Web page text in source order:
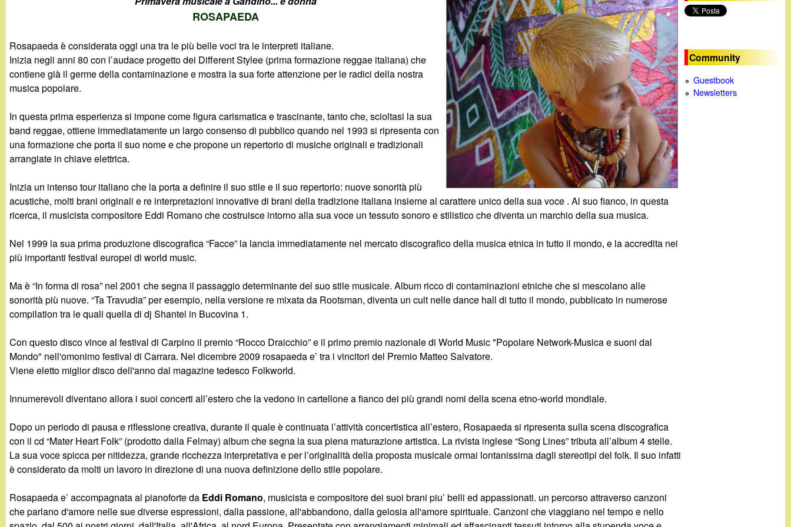
a
n
d
i
n
o
.
i
t
c
a
ROSAPAEDA
Rosapaeda è considerata oggi una tra le più belle voci tra le interpreti italiane.
Inizia negli anni 80 con l’audace progetto dei Different Stylee (prima formazione reggae italiana) che
contiene già il germe della contaminazione e mostra la sua forte attenzione per le radici della nostra
musica popolare.
In questa prima esperienza si impone come figura carismatica e trascinante, tanto che, scioltasi la sua
band reggae, ottiene immediatamente un largo consenso di pubblico quando nel 1993 si ripresenta con
una formazione che porta il suo nome e che propone un repertorio di musiche originali e tradizionali
arrangiate in chiave elettrica.
Inizia un intenso tour italiano che la porta a definire il suo stile e il suo repertorio: nuove sonorità più
acustiche, molti brani originali e re interpretazioni innovative di brani della tradizione italiana insieme al carattere unico della sua voce . Al suo fianco, in questa
ricerca, il musicista compositore Eddi Romano che costruisce intorno alla sua voce un tessuto sonoro e stilistico che diventa un marchio della sua musica.
Nel 1999 la sua prima produzione discografica “Facce” la lancia immediatamente nel mercato discografico della musica etnica in tutto il mondo, e la accredita nei
più importanti festival europei di world music.
Ma è “In forma di rosa” nel 2001 che segna il passaggio determinante del suo stile musicale. Album ricco di contaminazioni etniche che si mescolano alle
sonorità più nuove. “Ta Travudia” per esempio, nella versione re mixata da Rootsman, diventa un cult nelle dance hall di tutto il mondo, pubblicato in numerose
compilation tra le quali quella di dj Shantel in Bucovina 1.
Con questo disco vince al festival di Carpino il premio “Rocco Draicchio” e il primo premio nazionale di World Music "Popolare Network-Musica e suoni dal
Mondo" nell'omonimo festival di Carrara. Nel dicembre 2009 rosapaeda e’ tra i vincitori del Premio Matteo Salvatore.
Viene eletto miglior disco dell'anno dal magazine tedesco Folkworld.
Innumerevoli diventano allora i suoi concerti all’estero che la vedono in cartellone a fianco dei più grandi nomi della scena etno-world mondiale.
Dopo un periodo di pausa e riflessione creativa, durante il quale è continuata l’attività concertistica all’estero, Rosapaeda si ripresenta sulla scena discografica
con il cd “Mater Heart Folk” (prodotto dalla Felmay) album che segna la sua piena maturazione artistica. La rivista inglese “Song Lines” tributa all’album 4 stelle.
La sua voce spicca per nitidezza, grande ricchezza interpretativa e per l’originalità della proposta musicale ormai lontanissima dagli stereotipi del folk. Il suo infatti
è considerato da molti un lavoro in direzione di una nuova definizione dello stile popolare.
Rosapaeda e’ accompagnata al pianoforte da Eddi Romano, musicista e compositore dei suoi brani piu’ belli ed appassionati. un percorso attraverso canzoni
che parlano d'amore nelle sue diverse espressioni, dalla passione, all'abbandono, dalla gelosia all'amore spirituale. Canzoni che viaggiano nel tempo e nello
Community
Guestbook
Newsletters